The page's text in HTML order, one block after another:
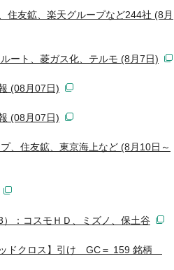
友鉱、楽天グループなど244社 (8月
ート、菱ガス化、テルモ (8月7日)
(08月07日)
(08月07日)
、住友鉱、東京海上など (8月10日～
：コスモＨＤ、ミズノ、保土谷
ドクロス】引け GC＝ 159 銘柄